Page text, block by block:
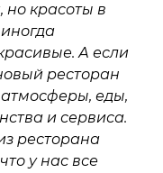
красоты в
А если
ресторан
атмосферы, еды,
и сервиса.
ресторана
у нас все